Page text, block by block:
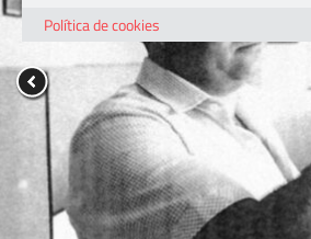
Política de cookies